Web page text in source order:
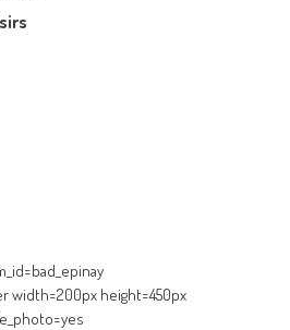
width=200px height=450px